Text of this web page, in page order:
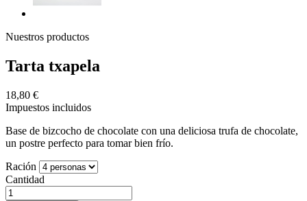
Nuestros productos
Tarta txapela
18,80 €
Impuestos incluidos
Base de bizcocho de chocolate con una deliciosa trufa de chocolate,
un postre perfecto para tomar bien frío.
Ración
Cantidad